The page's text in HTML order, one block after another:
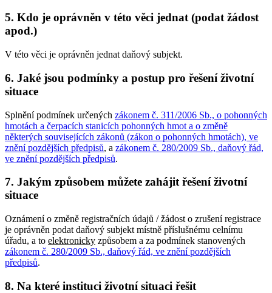
5. Kdo je oprávněn v této věci jednat (podat žádost
apod.)
V této věci je oprávněn jednat daňový subjekt.
6. Jaké jsou podmínky a postup pro řešení životní
situace
Splnění podmínek určených zákonem č. 311/2006 Sb., o pohonných
hmotách a čerpacích stanicích pohonných hmot a o změně
některých souvisejících zákonů (zákon o pohonných hmotách), ve
znění pozdějších předpisů, a zákonem č. 280/2009 Sb., daňový řád,
ve znění pozdějších předpisů.
7. Jakým způsobem můžete zahájit řešení životní
situace
Oznámení o změně registračních údajů / žádost o zrušení registrace
je oprávněn podat daňový subjekt místně příslušnému celnímu
úřadu, a to elektronicky způsobem a za podmínek stanovených
zákonem č. 280/2009 Sb., daňový řád, ve znění pozdějších
předpisů.
8. Na které instituci životní situaci řešit